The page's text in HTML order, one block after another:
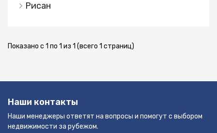
государство, в стремлении удовлетворить
усиливающийся и без того – рост цен на
сопровождение!
Рисан
Показано с 1 по 1 из 1 (всего 1 страниц)
Наши контакты
Наши менеджеры ответят на вопросы и помогут с выбором
недвижимости за рубежом.